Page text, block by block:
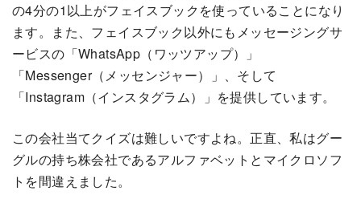
の4分の1以上がフェイスブックを使っていることになり
ます。また、フェイスブック以外にもメッセージングサ
ービスの「WhatsApp（ワッツアップ）」
「Messenger（メッセンジャー）」、そして
「Instagram（インスタグラム）」を提供しています。
この会社当てクイズは難しいですよね。正直、私はグー
グルの持ち株会社であるアルファベットとマイクロソフ
トを間違えました。